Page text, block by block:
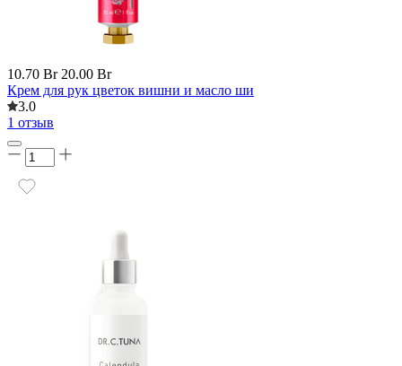
10.70 Br 20.00 Br
Крем для рук цветок вишни и масло ши
3.0
1 отзыв